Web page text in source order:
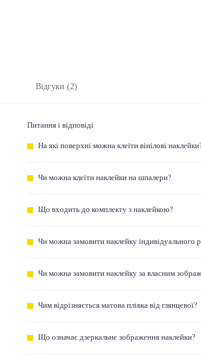
Відгуки (2)
Питання і відповіді
На які поверхні можна клеїти вінілові
Чи можна клеїти наклейки на шпалери?
Що входить до комплекту з наклейкою?
Чи можна замовити наклейку індивідуального
Чи можна замовити наклейку за власним
Чим відрізняється матова плівка від глянцевої?
Що означає дзеркальне зображення наклейки?